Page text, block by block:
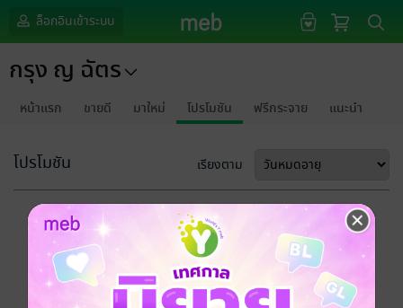
ล็อกอินเข้าระบบ
กรุง ญ ฉัตร
หน้าแรก ขายดี มาใหม่ โปรโมชัน ฟรีกระจาย แนะนำ
โปรโมชัน เรียงตาม
ขออภัยด้วยนะคะ
ไม่พบข้อมูลในหัวข้อที่คุณกำลังชมค่ะ